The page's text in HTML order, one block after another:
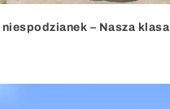
niespodzianek – Nasza klasa